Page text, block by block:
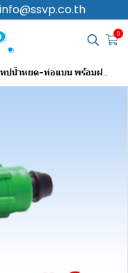
0
อมฝาล็อคเทป รุ่น NLTT 16 รหัสสินค้า 354-36216-10 บรรจุ 10 ตัว